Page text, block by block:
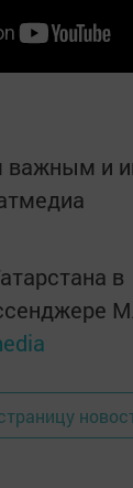
важным и
в